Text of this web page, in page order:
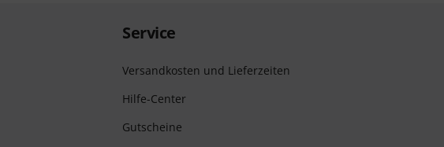
Service
Versandkosten und Lieferzeiten
Hilfe-Center
Gutscheine